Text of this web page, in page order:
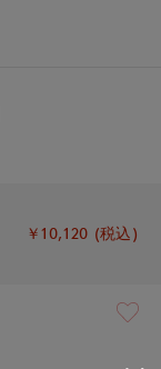
￥10,120 (税込)